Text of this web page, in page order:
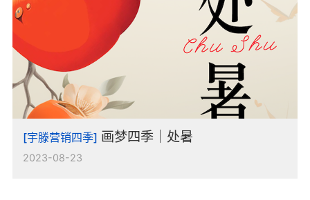
[宇滕营销四季] 画梦四季｜处暑
2023-08-23